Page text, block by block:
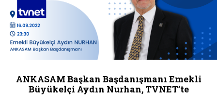
ANKASAM Başkan Başdanışmanı Emekli
Büyükelçi Aydın Nurhan, TVNET’te